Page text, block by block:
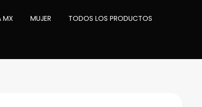
MX MUJER TODOS LOS PRODUCTOS